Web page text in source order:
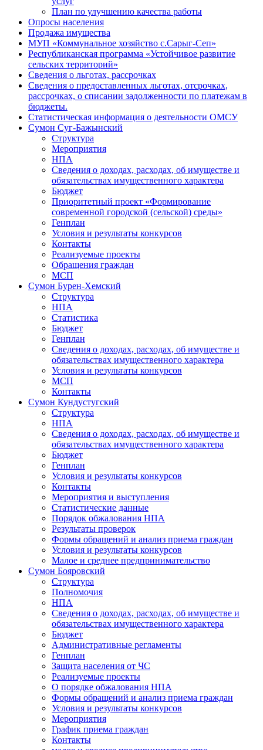
План по улучшению качества работы
Опросы населения
Продажа имущества
МУП «Коммунальное хозяйство с.Сарыг-Сеп»
Республиканская программа «Устойчивое развитие
сельских территорий»
Сведения о льготах, рассрочках
Сведения о предоставленных льготах, отсрочках,
рассрочках, о списании задолженности по платежам в
бюджеты.
Статистическая информация о деятельности ОМСУ
Сумон Суг-Бажынский
Структура
Мероприятия
НПА
Сведения о доходах, расходах, об имуществе и
обязательствах имущественного характера
Бюджет
Приоритетный проект «Формирование
современной городской (сельской) среды»
Генплан
Условия и результаты конкурсов
Контакты
Реализуемые проекты
Обращения граждан
МСП
Сумон Бурен-Хемский
Структура
НПА
Статистика
Бюджет
Генплан
Сведения о доходах, расходах, об имуществе и
обязательствах имущественного характера
Условия и результаты конкурсов
МСП
Контакты
Сумон Кундустугский
Структура
НПА
Сведения о доходах, расходах, об имуществе и
обязательствах имущественного характера
Бюджет
Генплан
Условия и результаты конкурсов
Контакты
Мероприятия и выступления
Статистические данные
Порядок обжалования НПА
Результаты проверок
Формы обращений и анализ приема граждан
Условия и результаты конкурсов
Малое и среднее предпринимательство
Сумон Бояровский
Структура
Полномочия
НПА
Сведения о доходах, расходах, об имуществе и
обязательствах имущественного характера
Бюджет
Административные регламенты
Генплан
Защита населения от ЧС
Реализуемые проекты
О порядке обжалования НПА
Формы обращений и анализ приема граждан
Условия и результаты конкурсов
Мероприятия
График приема граждан
Контакты